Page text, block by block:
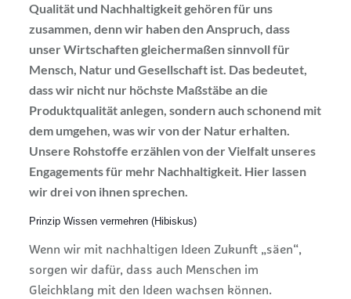
Qualität und Nachhaltigkeit gehören für uns
zusammen, denn wir haben den Anspruch, dass
unser Wirtschaften gleichermaßen sinnvoll für
Mensch, Natur und Gesellschaft ist. Das bedeutet,
dass wir nicht nur höchste Maßstäbe an die
Produktqualität anlegen, sondern auch schonend mit
dem umgehen, was wir von der Natur erhalten.
Unsere Rohstoffe erzählen von der Vielfalt unseres
Engagements für mehr Nachhaltigkeit. Hier lassen
wir drei von ihnen sprechen.
Prinzip Wissen vermehren (Hibiskus)
Wenn wir mit nachhaltigen Ideen Zukunft „säen“,
sorgen wir dafür, dass auch Menschen im
Gleichklang mit den Ideen wachsen können.